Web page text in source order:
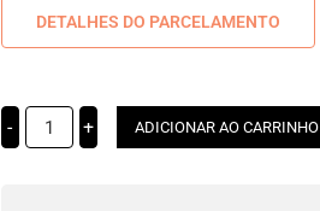
DETALHES DO PARCELAMENTO
- + ADICIONAR AO CARRINHO